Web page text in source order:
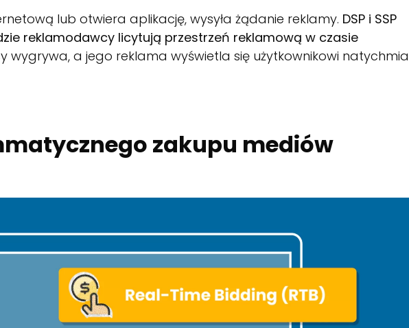
lub otwiera aplikację, wysyła żądanie reklamy. DSP i SSP
reklamodawcy licytują przestrzeń reklamową w czasie
wygrywa, a jego reklama wyświetla się użytkownikowi
zakupu mediów